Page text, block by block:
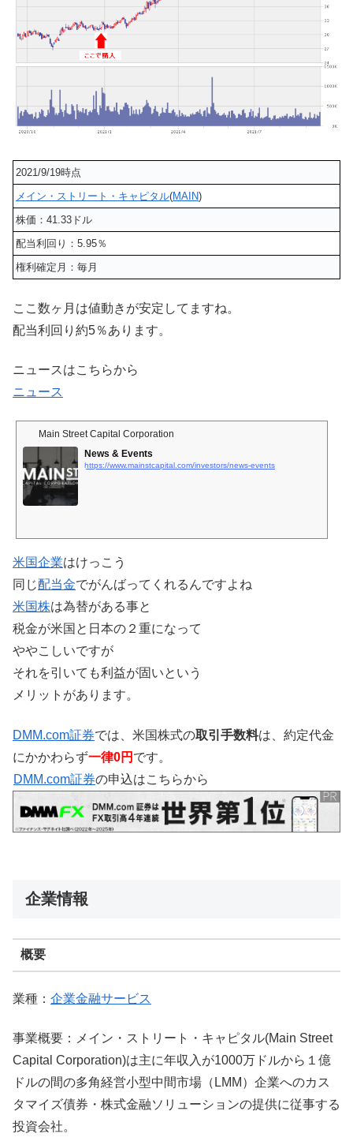
2021/9/19時点
メイン・ストリート・キャピタル(MAIN)
株価：41.33ドル
配当利回り：5.95％
権利確定月：毎月
ここ数ヶ月は値動きが安定してますね。
配当利回り約5％あります。
ニュースはこちらから
ニュース
Main Street Capital Corporation
News & Events
https://www.mainstcapital.com/investors/news-events
米国企業はけっこう
同じ配当金でがんばってくれるんですよね
米国株は為替がある事と
税金が米国と日本の２重になって
ややこしいですが
それを引いても利益が固いという
メリットがあります。
DMM.com証券では、米国株式の取引手数料は、約定代金
にかかわらず一律0円 です。
DMM.com証券の申込はこちらから
企業情報
概要
業種： 企業金融サービス
事業概要：メイン・ストリート・キャピタル(Main Street
Capital Corporation)は主に年収入が1000万ドルから１億
ドルの間の多角経営小型中間市場（LMM）企業へのカス
タマイズ債券・株式金融ソリューションの提供に従事する
投資会社。